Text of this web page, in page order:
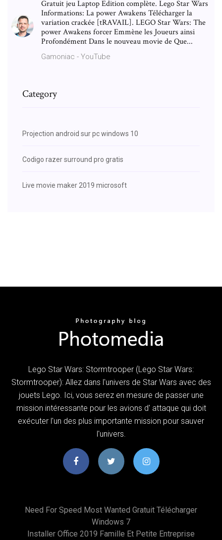
Gratuit jeu Laptop Edition complète. Lego Star Wars
Informations: La power Awakens Télécharger la
variation crackée [tRAVAIL]. LEGO Star Wars: The
power Awakens forcer Emmène les Joueurs ainsi
Profondément Dans le nouveau movie de Que...
Gamoniac - YouTube
Category
Projection android sur pc windows 10
Codigo razer surround pro gratis
Live movie maker 2019 microsoft
Lego Star Wars: Stormtrooper (Lego Star Wars:
Stormtrooper): Allez dans l'univers de Star Wars avec des
jouets Lego. Ici, vous serez en mesure de passer une
mission intéressante pour les avions d' attaque qui doit
exécuter l'un des plus importante mission pour sauver
l'univers.
Need For Speed Most Wanted Gratuit Télécharger
Windows 7
Installer Office 2019 Famille Et Petite Entreprise